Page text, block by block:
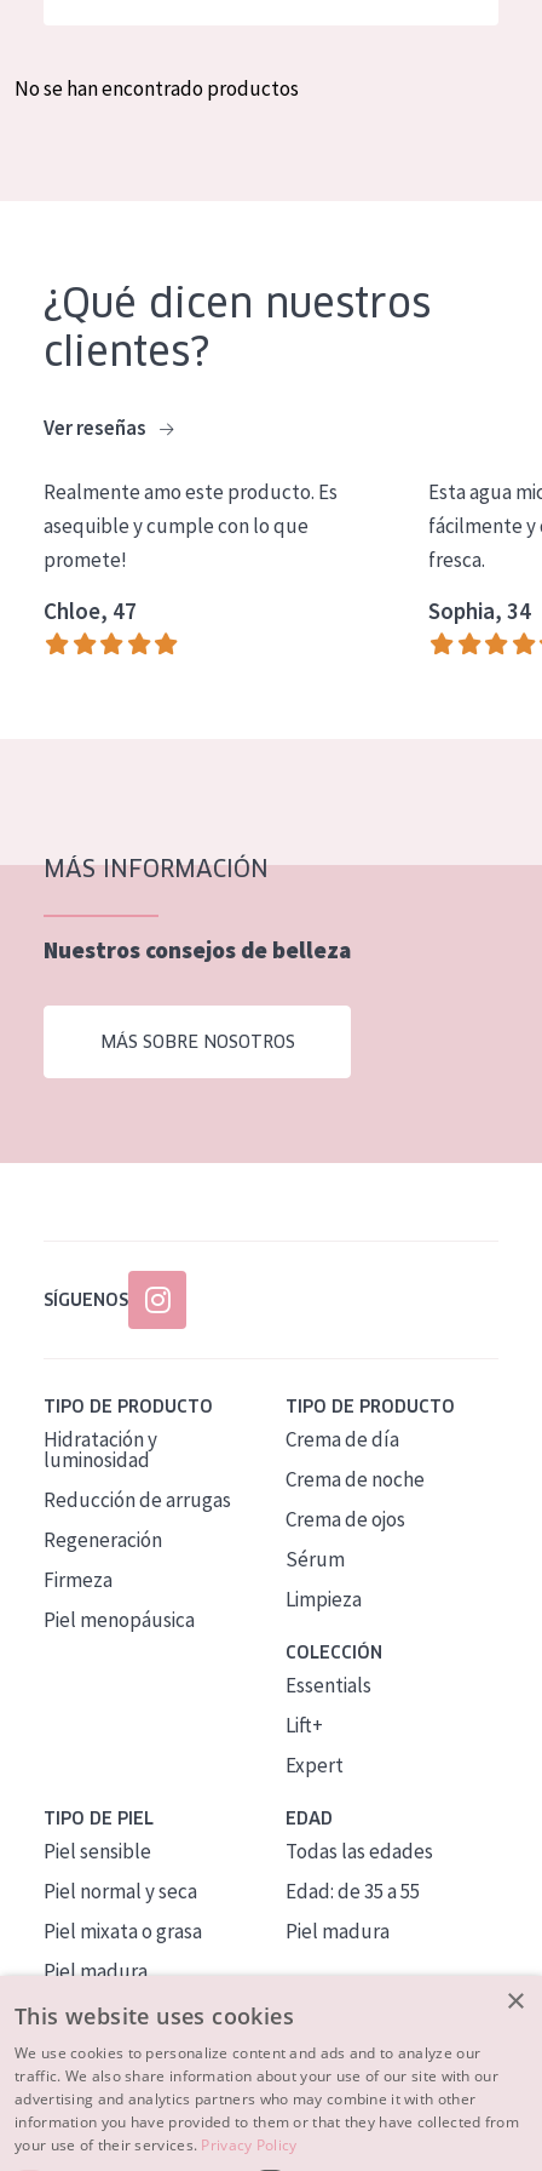
Crema de día
Crema de noche
Limpieza
COLECCIÓN
Essentials
Lift+
Piel normal y seca
Piel mixata o grasa
Piel madura
Piel expuesta al sol
Piel menopáusica
Todas las edades
Spanish
No se han encontrado productos
¿Qué dicen nuestros
clientes?
Ver reseñas
Realmente amo este producto. Es
asequible y cumple con lo que
promete!
Chloe, 47
Esta agua
fácilmente y
fresca.
Sophia, 34
MÁS INFORMACIÓN
Nuestros consejos de belleza
MÁS SOBRE NOSOTROS
SÍGUENOS
TIPO DE PRODUCTO
Hidratación y
luminosidad
Reducción de arrugas
Regeneración
Firmeza
Piel menopáusica
TIPO DE PRODUCTO
Crema de día
Crema de noche
Crema de ojos
Sérum
Limpieza
COLECCIÓN
Essentials
Lift+
Expert
TIPO DE PIEL
Piel sensible
Piel normal y seca
Piel mixata o grasa
Piel madura
Piel expuesta al sol
Piel menopáusica
EDAD
Todas las edades
Edad: de 35 a 55
Piel madura
MÁS SOBRE NOSOTROS
INSPIRACIÓN
×
This website uses cookies
We use cookies to personalize content and ads and to analyze our
traffic. We also share information about your use of our site with our
advertising and analytics partners who may combine it with other
information you have provided to them or that they have collected from
your use of their services. Privacy Policy